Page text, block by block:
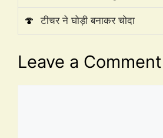
🍄 टीचर ने घोड़ी बनाकर चोदा
Leave a Comment